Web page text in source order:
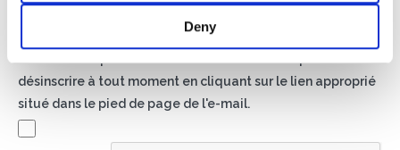
Deny
matériel publicitaire sur les produits et services fournis par
désinscrire à tout moment en cliquant sur le lien approprié
situé dans le pied de page de l'e-mail.